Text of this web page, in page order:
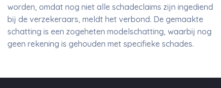
worden, omdat nog niet alle schadeclaims zijn ingediend
bij de verzekeraars, meldt het verbond. De gemaakte
schatting is een zogeheten modelschatting, waarbij nog
geen rekening is gehouden met specifieke schades.